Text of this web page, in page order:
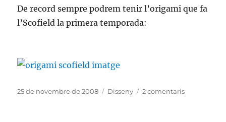
De record sempre podrem tenir l’origami que fa
l’Scofield la primera temporada:
Publicat
25 de novembre de 2008 Categories
Disseny 2 comentarisa